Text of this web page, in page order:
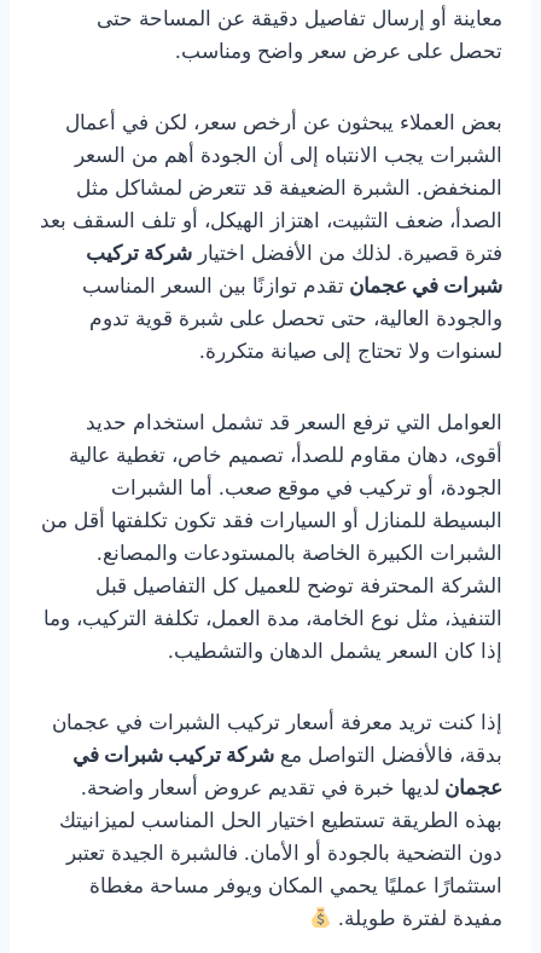
معاينة أو إرسال تفاصيل دقيقة عن المساحة حتى
تحصل على عرض سعر واضح ومناسب.
بعض العملاء يبحثون عن أرخص سعر، لكن في أعمال
الشبرات يجب الانتباه إلى أن الجودة أهم من السعر
المنخفض. الشبرة الضعيفة قد تتعرض لمشاكل مثل
الصدأ، ضعف التثبيت، اهتزاز الهيكل، أو تلف السقف بعد
فترة قصيرة. لذلك من الأفضل اختيار شركة تركيب
شبرات في عجمان تقدم توازنًا بين السعر المناسب
والجودة العالية، حتى تحصل على شبرة قوية تدوم
لسنوات ولا تحتاج إلى صيانة متكررة.
العوامل التي ترفع السعر قد تشمل استخدام حديد
أقوى، دهان مقاوم للصدأ، تصميم خاص، تغطية عالية
الجودة، أو تركيب في موقع صعب. أما الشبرات
البسيطة للمنازل أو السيارات فقد تكون تكلفتها أقل من
الشبرات الكبيرة الخاصة بالمستودعات والمصانع.
الشركة المحترفة توضح للعميل كل التفاصيل قبل
التنفيذ، مثل نوع الخامة، مدة العمل، تكلفة التركيب، وما
إذا كان السعر يشمل الدهان والتشطيب.
إذا كنت تريد معرفة أسعار تركيب الشبرات في عجمان
بدقة، فالأفضل التواصل مع شركة تركيب شبرات في
عجمان لديها خبرة في تقديم عروض أسعار واضحة.
بهذه الطريقة تستطيع اختيار الحل المناسب لميزانيتك
دون التضحية بالجودة أو الأمان. فالشبرة الجيدة تعتبر
استثمارًا عمليًا يحمي المكان ويوفر مساحة مغطاة
مفيدة لفترة طويلة.